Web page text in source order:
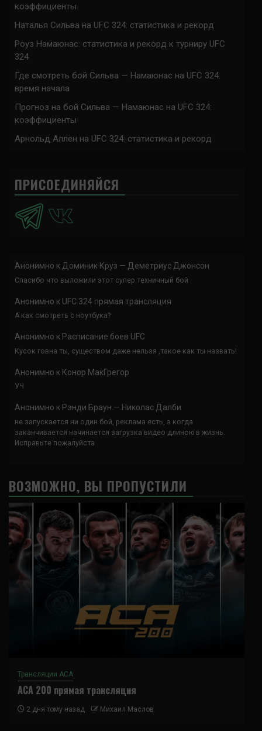
коэффициенты
Наталья Сильва на UFC 324: статистика и рекорд
Роуз Намаюнас: статистика и рекорд к турниру UFC
324
Где смотреть бой Сильва — Намаюнас на UFC 324:
время начала
Прогноз на бой Сильва — Намаюнас на UFC 324:
коэффициенты
Арнольд Аллен на UFC 324: статистика и рекорд
ПРИСОЕДИНЯЙСЯ
Анонимно к Доминик Круз — Деметриус Джонсон
Спасибо что выложили этот супер техничный бой
Анонимно к UFC 324 прямая трансляция
А как смотреть с ноутбука?
Анонимно к Расписание боев UFC
Кусок говна ты, существом даже нельзя ,такое как ты назвать!
Анонимно к Конор МакГрегор
УЧ
Анонимно к Рэнди Браун — Николас Далби
не запускается ни один бой, реклама есть, а когда
заканчивается начинается загрузка видео длиною в жизнь.
Исправьте пожалуйста
ВОЗМОЖНО, ВЫ ПРОПУСТИЛИ
Трансляции ACA
ACA 200 прямая трансляция
2 дня тому назад Михаил Маслов